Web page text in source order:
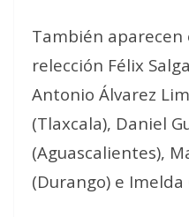
También
relección Félix
Antonio Álvarez
(Tlaxcala), Daniel
(Aguascalientes),
(Durango) e Imelda